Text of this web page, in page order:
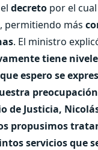
decreto por el
, permitiendo más
. El ministro
tiene
espero se
de Justicia,
propusimos
servicios que